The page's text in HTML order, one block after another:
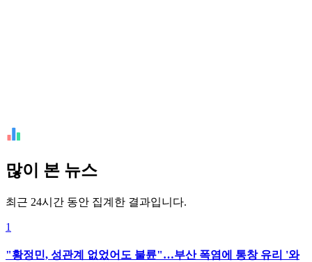
많이 본 뉴스
최근 24시간 동안 집계한 결과입니다.
1
"황정민, 성관계 없었어도 불륜"…부산 폭염에 통창 유리 '와